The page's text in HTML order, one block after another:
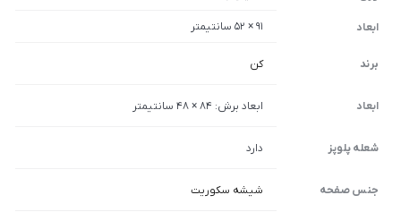
ابعاد 91 × 52 سانتیمتر
برند کن
ابعاد ابعاد برش: 84 × 48 سانتیمتر
شعله پلوپز دارد
جنس صفحه شیشه سکوریت